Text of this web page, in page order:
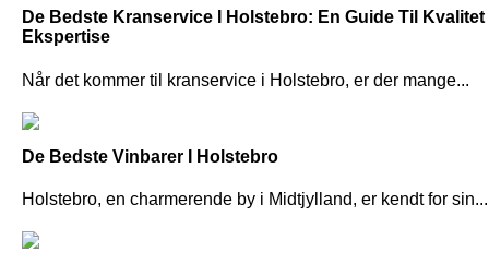
De Bedste Kranservice I Holstebro: En Guide Til Kvalitet
Ekspertise
Når det kommer til kranservice i Holstebro, er der mange...
De Bedste Vinbarer I Holstebro
Holstebro, en charmerende by i Midtjylland, er kendt for sin...